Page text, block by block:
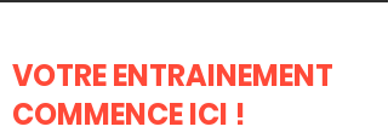
VOTRE ENTRAINEMENT
COMMENCE ICI !